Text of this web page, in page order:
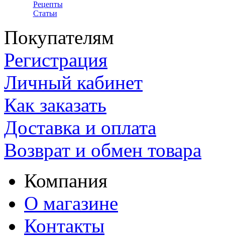
Рецепты
Статьи
Покупателям
Регистрация
Личный кабинет
Как заказать
Доставка и оплата
Возврат и обмен товара
Компания
О магазине
Контакты